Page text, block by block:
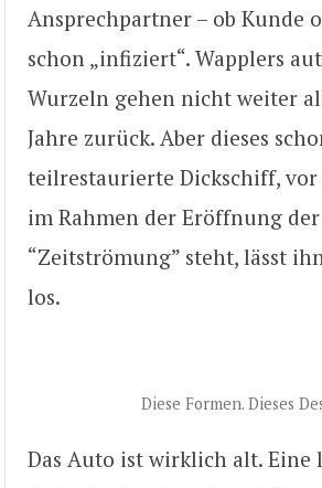
Ansprechpartner – ob Kunde
schon „infiziert“. Wapplers
Wurzeln gehen nicht weiter
Jahre zurück. Aber dieses
teilrestaurierte Dickschiff, vor
im Rahmen der Eröffnung der
“Zeitströmung” steht, lässt
los.
Diese Formen. Dieses
Das Auto ist wirklich alt. Eine